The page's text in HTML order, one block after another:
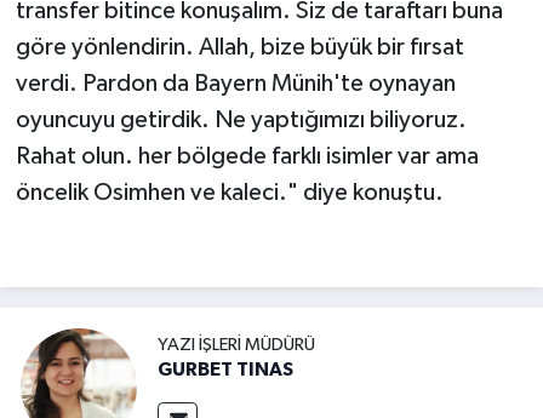
transfer bitince konuşalım. Siz de taraftarı buna
göre yönlendirin. Allah, bize büyük bir fırsat
verdi. Pardon da Bayern Münih'te oynayan
oyuncuyu getirdik. Ne yaptığımızı biliyoruz.
Rahat olun. her bölgede farklı isimler var ama
öncelik Osimhen ve kaleci." diye konuştu.
YAZI İŞLERI MÜDÜRÜ
GURBET TINAS